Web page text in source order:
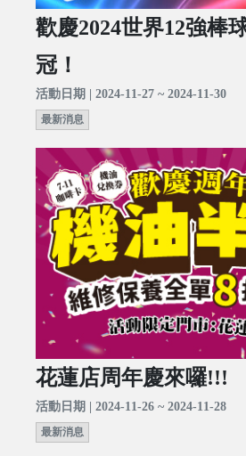
歡慶2024世界12強棒
冠！
活動日期 | 2024-11-27 ~ 2024-11-30
最新消息
花蓮店周年慶來囉!!!
活動日期 | 2024-11-26 ~ 2024-11-28
最新消息